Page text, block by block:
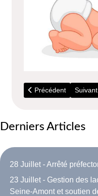
Article précédent : 2
Précédent Article
Suivant
Derniers Articles
28 Juillet - Arrêté
23 Juillet - Gestion des
Seine-Amont et soutien